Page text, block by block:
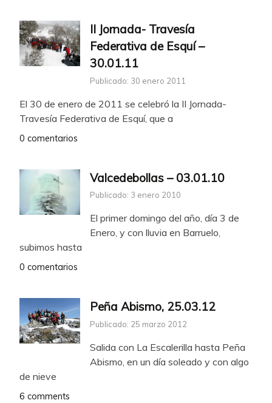
II Jornada- Travesía
Federativa de Esquí –
30.01.11
Publicado: 30 enero 2011
El 30 de enero de 2011 se celebró la II Jornada-
Travesía Federativa de Esquí, que a
0 comentarios
Valcedebollas – 03.01.10
Publicado: 3 enero 2010
El primer domingo del año, día 3 de
Enero, y con lluvia en Barruelo,
subimos hasta
0 comentarios
Peña Abismo, 25.03.12
Publicado: 25 marzo 2012
Salida con La Escalerilla hasta Peña
Abismo, en un día soleado y con algo
de nieve
6 comments